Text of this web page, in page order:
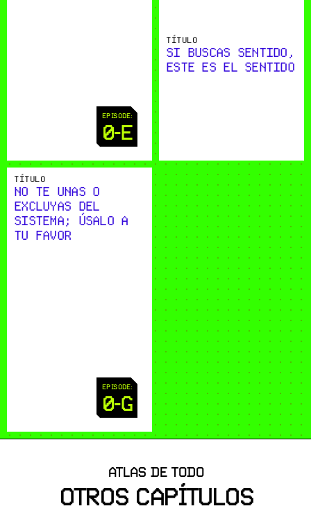
EPISODE:
0-E
TÍTULO
SI BUSCAS SENTIDO,
ESTE ES EL SENTIDO
EPISODE:
0-G
TÍTULO
NO TE UNAS O
EXCLUYAS DEL
SISTEMA; ÚSALO A
TU FAVOR
ATLAS DE TODO
OTROS CAPÍTULOS